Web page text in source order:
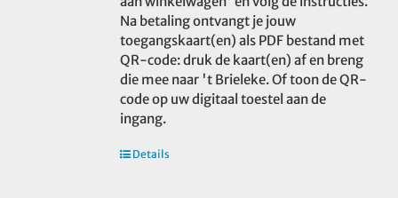
Na betaling ontvangt je jouw
toegangskaart(en) als PDF bestand met
QR-code: druk de kaart(en) af en breng
die mee naar 't Brieleke. Of toon de QR-
code op uw digitaal toestel aan de
ingang.
Details